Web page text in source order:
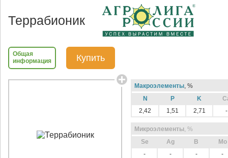
Террабионик
Общая
информация
Купить
Макроэлементы, %
N
P K
2,42
1,51 2,71 -
Микроэлементы, %
Sе
Ag B
Mo
-
- - -